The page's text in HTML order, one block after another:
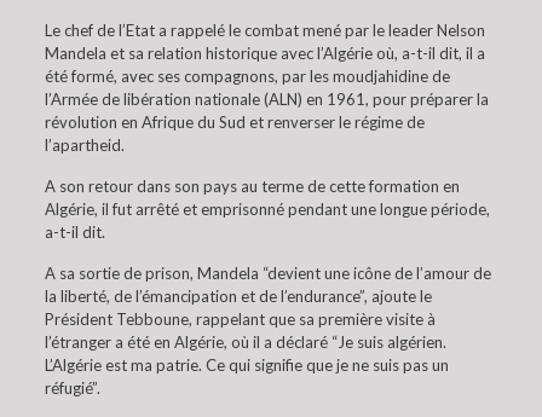
Le chef de l’Etat a rappelé le combat mené par le leader Nelson
Mandela et sa relation historique avec l’Algérie où, a-t-il dit, il a
été formé, avec ses compagnons, par les moudjahidine de
l’Armée de libération nationale (ALN) en 1961, pour préparer la
révolution en Afrique du Sud et renverser le régime de
l’apartheid.
A son retour dans son pays au terme de cette formation en
Algérie, il fut arrêté et emprisonné pendant une longue période,
a-t-il dit.
A sa sortie de prison, Mandela “devient une icône de l’amour de
la liberté, de l’émancipation et de l’endurance”, ajoute le
Président Tebboune, rappelant que sa première visite à
l’étranger a été en Algérie, où il a déclaré “Je suis algérien.
L’Algérie est ma patrie. Ce qui signifie que je ne suis pas un
réfugié”.